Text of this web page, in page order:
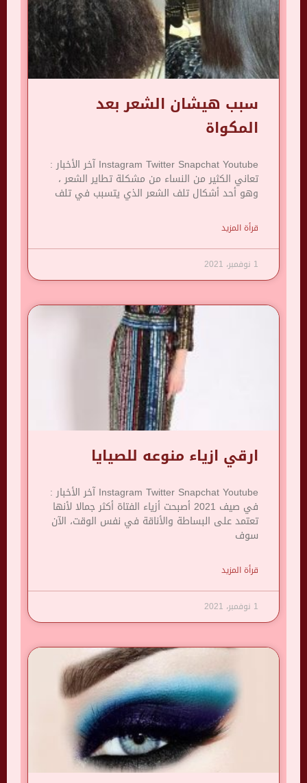
سبب هيشان الشعر بعد
المكواة
Instagram Twitter Snapchat Youtube آخر الأخبار :
تعاني الكثير من النساء من مشكلة تطاير الشعر ،
وهو أحد أشكال تلف الشعر الذي يتسبب في تلف
قرأة المزيد
1 نوفمبر، 2021
ارقي ازياء منوعه للصيايا
Instagram Twitter Snapchat Youtube آخر الأخبار :
في صيف 2021 أصبحت أزياء الفتاة أكثر جمالا لأنها
تعتمد على البساطة والأناقة في نفس الوقت، الآن
سوف
قرأة المزيد
1 نوفمبر، 2021